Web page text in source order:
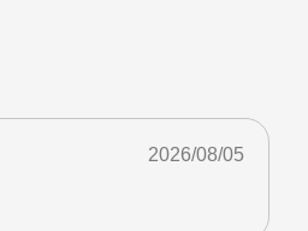
2026/08/05